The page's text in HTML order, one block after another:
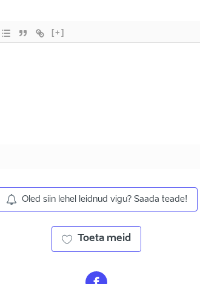
[+]
Oled siin lehel leidnud vigu? Saada teade!
Toeta meid